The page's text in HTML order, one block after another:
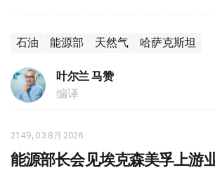
石油 能源部 天然气 哈萨克斯坦
叶尔兰 马赞
编译
21:49, 03 8月 2026
能源部长会见埃克森美孚上游